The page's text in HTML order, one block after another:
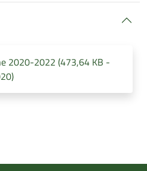
2020-2022 (473,64 KB -